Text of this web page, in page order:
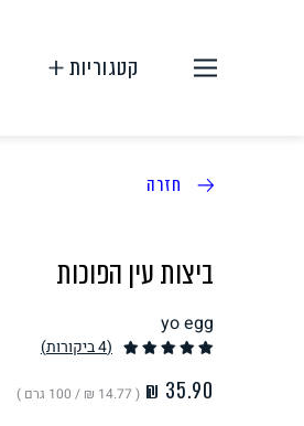
קטגוריות
תחליפי בשר
חזרה
ביצות עין הפוכות
yo egg
(4 ביקורות)
( ‏14.77 ₪ / 100 גרם )